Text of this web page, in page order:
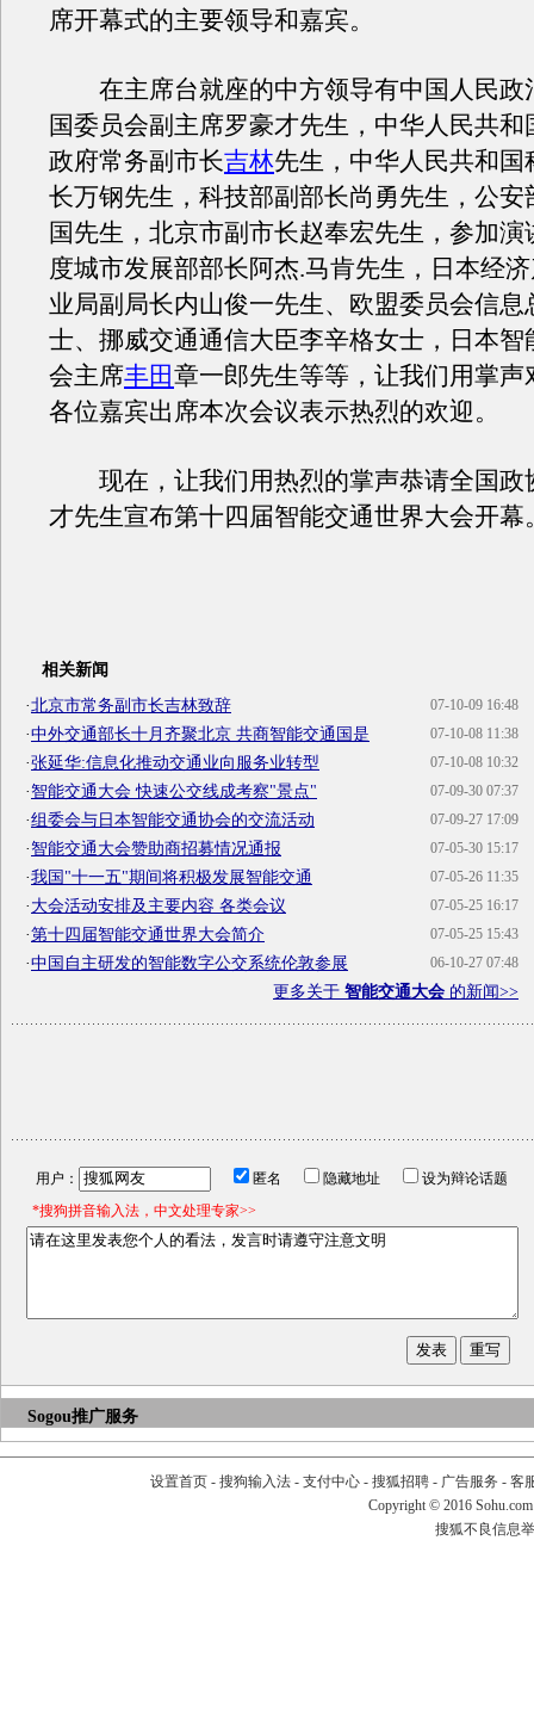
席开幕式的主要领导和嘉宾。
在主席台就座的中方领导有中国人民政
国委员会副主席罗豪才先生，中华人民共和
政府常务副市长吉林先生，中华人民共和国
长万钢先生，科技部副部长尚勇先生，公安
国先生，北京市副市长赵奉宏先生，参加演
度城市发展部部长阿杰.马肯先生，日本经
业局副局长内山俊一先生、欧盟委员会信息
士、挪威交通通信大臣李辛格女士，日本智
会主席丰田章一郎先生等等，让我们用掌声
各位嘉宾出席本次会议表示热烈的欢迎。
现在，让我们用热烈的掌声恭请全国政
才先生宣布第十四届智能交通世界大会开幕
相关新闻
07-10-09 16:48
·北京市常务副市长吉林致辞
07-10-08 11:38
·中外交通部长十月齐聚北京 共商智能交通国是
07-10-08 10:32
·张延华:信息化推动交通业向服务业转型
07-09-30 07:37
·智能交通大会 快速公交线成考察"景点"
07-09-27 17:09
·组委会与日本智能交通协会的交流活动
07-05-30 15:17
·智能交通大会赞助商招募情况通报
07-05-26 11:35
·我国"十一五"期间将积极发展智能交通
07-05-25 16:17
·大会活动安排及主要内容 各类会议
07-05-25 15:43
·第十四届智能交通世界大会简介
06-10-27 07:48
·中国自主研发的智能数字公交系统伦敦参展
更多关于 智能交通大会 的新闻>>
用户： 匿名 隐藏地址
设为辩论话题
*搜狗拼音输入法，中文处理专家>>
Sogou推广服务
设置首页- 搜狗输入法- 支付中心- 搜狐招聘- 广告服务 - 客
Copyright © 2016
搜狐不良信息